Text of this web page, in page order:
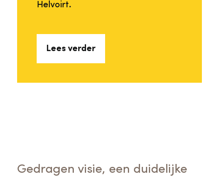
Helvoirt.
Lees verder
Gedragen visie, een duidelijke